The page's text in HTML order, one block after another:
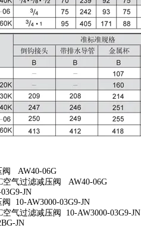
阀 AW40-06G
空气过滤减压阀 AW40-06G
JN
10-AW3000-03G9-JN
空气过滤减压阀 10-AW3000-03G9-JN
JN